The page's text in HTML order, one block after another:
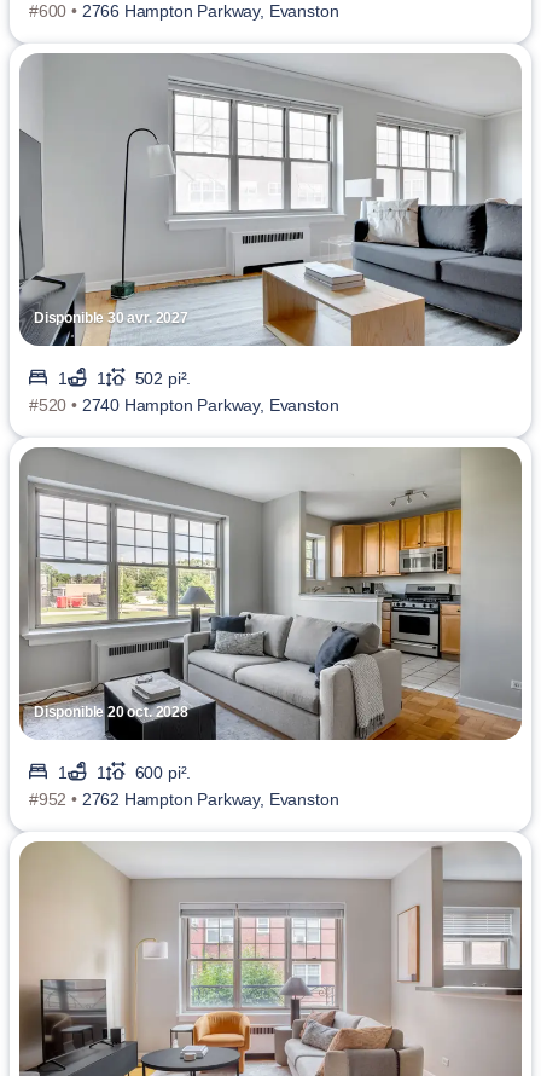
#600 • 2766 Hampton Parkway, Evanston
Disponible 30 avr. 2027
1 1
502 pi².
#520 • 2740 Hampton Parkway, Evanston
Disponible 20 oct. 2028
1 1
600 pi².
#952 • 2762 Hampton Parkway, Evanston